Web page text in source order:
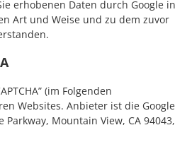
erhobenen Daten durch Google in
Art und Weise und zu dem zuvor
(im Folgenden
Websites. Anbieter ist die Google
Mountain View, CA 94043,